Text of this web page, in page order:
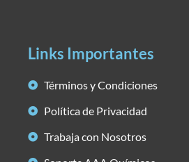
Links Importantes
Términos y Condiciones
Política de Privacidad
Trabaja con Nosotros